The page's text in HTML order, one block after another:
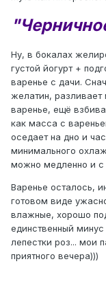
Ну, в бокалах
густой йогурт +
варенье с дачи.
желатин, разливает
варенье, ещё
как масса с
оседает на дно и
минимального
можно медленно и с
Варенье осталось,
готовом виде
влажные, хорошо
единственный
лепестки роз... мои
приятного вечера)))